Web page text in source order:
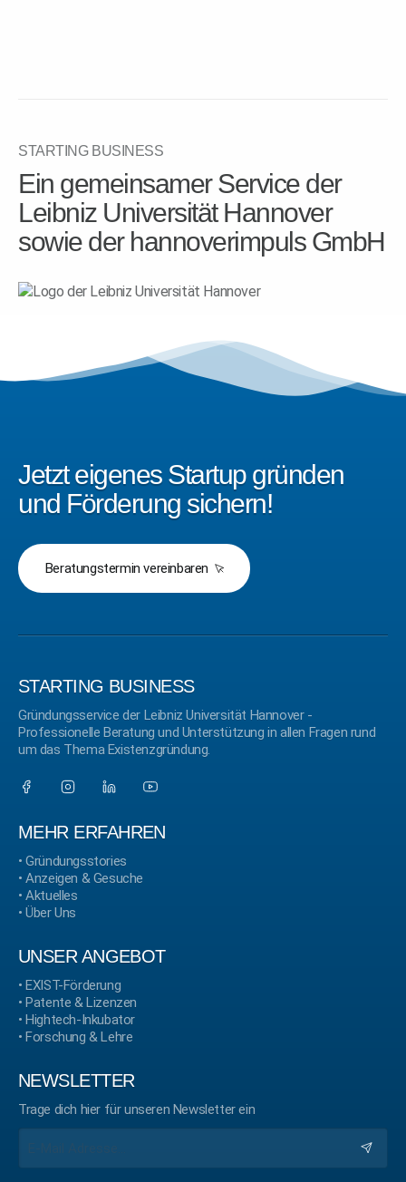
STARTING BUSINESS
Ein gemeinsamer Service der
Leibniz Universität Hannover
sowie der hannoverimpuls GmbH
Jetzt eigenes Startup gründen
und Förderung sichern!
Beratungstermin vereinbaren
STARTING BUSINESS
Gründungsservice der Leibniz Universität Hannover -
Professionelle Beratung und Unterstützung in allen Fragen rund
um das Thema Existenzgründung.
MEHR ERFAHREN
•Gründungsstories
•Anzeigen & Gesuche
•Aktuelles
•Über Uns
UNSER ANGEBOT
•EXIST-Förderung
•Patente & Lizenzen
•Hightech-Inkubator
•Forschung & Lehre
NEWSLETTER
Trage dich hier für unseren Newsletter ein